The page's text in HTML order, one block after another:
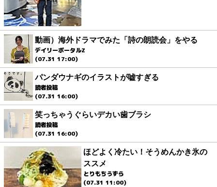
動画）海外ドラマでみた「詩の朗読会」をやる
デイリーポータルZ
(07.31 17:00)
パンダウナギのイラストが嘘すぎる
読者投稿
(07.31 16:00)
笑っちゃうぐらいデカい歯ブラシ
読者投稿
(07.31 16:00)
ほどよく冷たい！そうめんかき氷の
ススメ
とりもちうずら
(07.31 11:00)